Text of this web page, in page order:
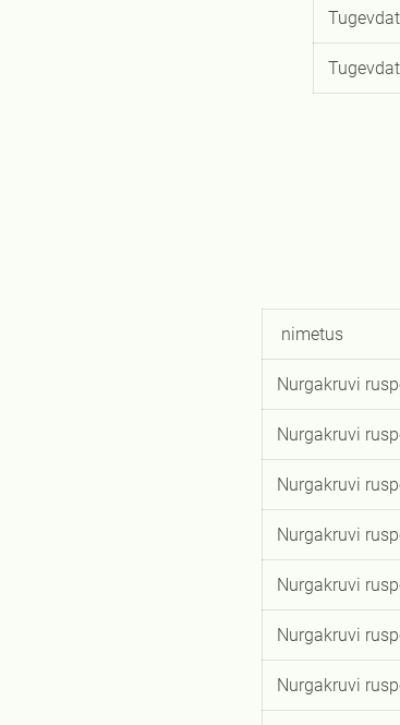
nimetus
Nurgakruvi
Nurgakruvi
Nurgakruvi
Nurgakruvi
Nurgakruvi
Nurgakruvi
Nurgakruvi